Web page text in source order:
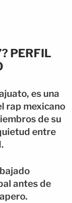
PERFIL
es una
rap mexicano
de su
entre
antes de